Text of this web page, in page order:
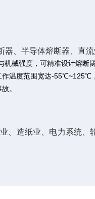
、半导体熔断器、直
械强度，可精准设计熔断
温度范围宽达-55℃~125℃
。
造纸业、电力系统